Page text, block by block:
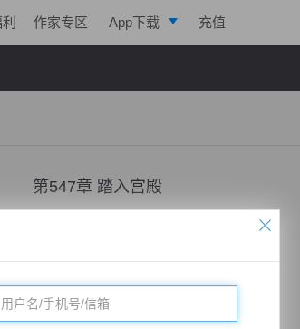
作家专区 App下载 充值
第547章 踏入宫殿
更新时间：2018-05-02 14:25 字数：2028
漫着整个天空，愈发的浑浊了。